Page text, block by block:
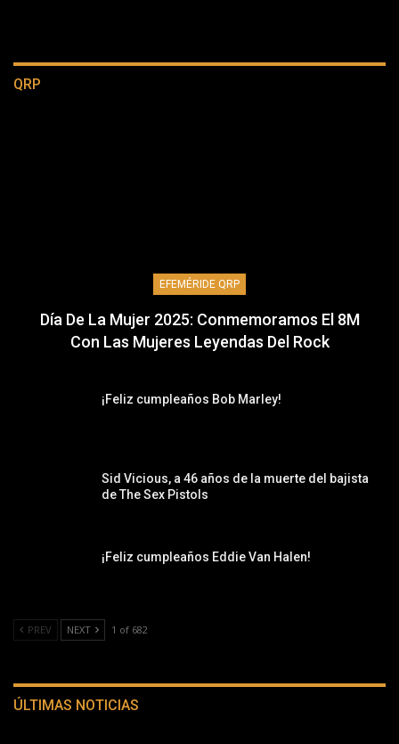
QRP
EFEMÉRIDE QRP
Día De La Mujer 2025: Conmemoramos El 8M
Con Las Mujeres Leyendas Del Rock
¡Feliz cumpleaños Bob Marley!
Sid Vicious, a 46 años de la muerte del bajista
de The Sex Pistols
¡Feliz cumpleaños Eddie Van Halen!
PREV NEXT 1 of 682
ÚLTIMAS NOTICIAS